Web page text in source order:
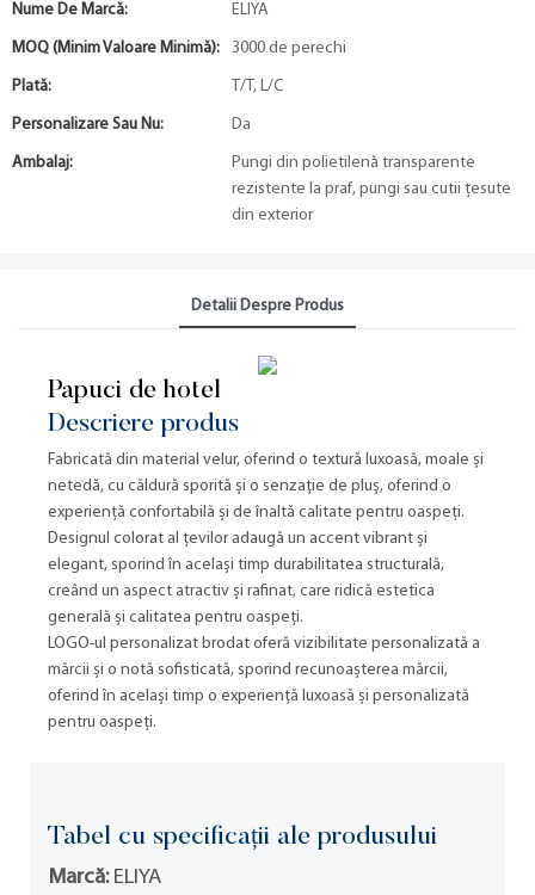
Nume De Marcă: ELIYA
MOQ (minim Valoare Minimă): 3000 de perechi
Plată: T/T, L/C
Personalizare Sau Nu: Da
Ambalaj:
Pungi din polietilenă transparente
rezistente la praf, pungi sau cutii țesute
din exterior
Detalii Despre Produs
Papuci de hotel
Descriere produs
Fabricată din material velur, oferind o textură luxoasă, moale și
netedă, cu căldură sporită și o senzație de pluș, oferind o
experiență confortabilă și de înaltă calitate pentru oaspeți.
Designul colorat al țevilor adaugă un accent vibrant și
elegant, sporind în același timp durabilitatea structurală,
creând un aspect atractiv și rafinat, care ridică estetica
generală și calitatea pentru oaspeți.
LOGO-ul personalizat brodat oferă vizibilitate personalizată a
mărcii și o notă sofisticată, sporind recunoașterea mărcii,
oferind în același timp o experiență luxoasă și personalizată
pentru oaspeți.
Tabel cu specificații ale produsului
Marcă:ELIYA